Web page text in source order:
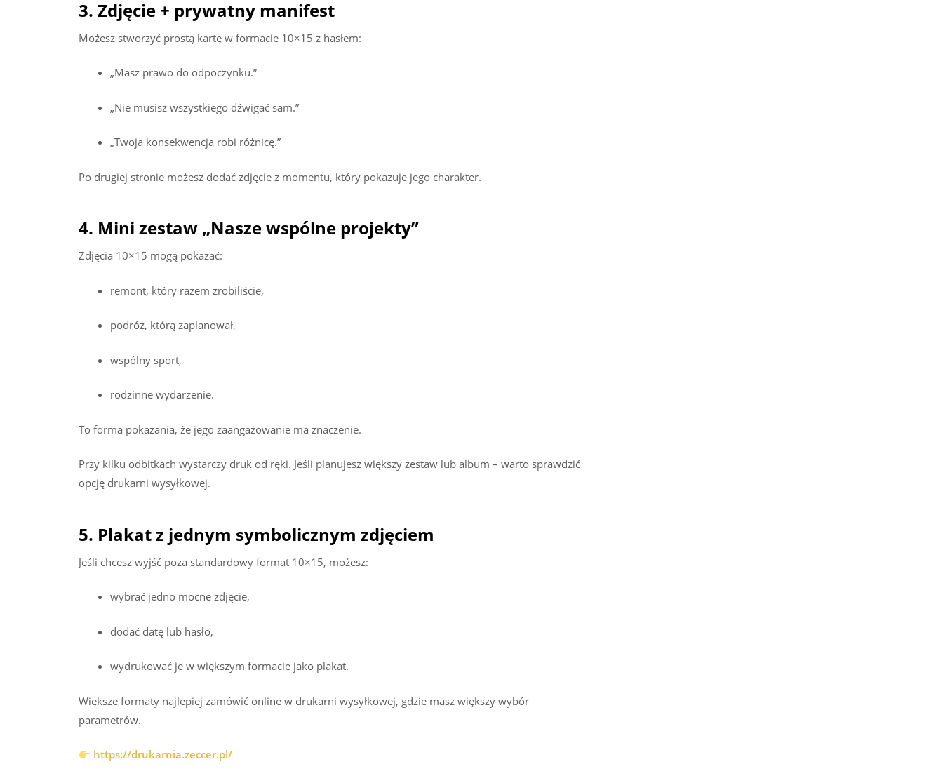
3. Zdjęcie + prywatny manifest
Możesz stworzyć prostą kartę w formacie 10×15 z hasłem:
„Masz prawo do odpoczynku.”
„Nie musisz wszystkiego dźwigać sam.”
„Twoja konsekwencja robi różnicę.”
Po drugiej stronie możesz dodać zdjęcie z momentu, który pokazuje jego charakter.
4. Mini zestaw „Nasze wspólne projekty”
Zdjęcia 10×15 mogą pokazać:
remont, który razem zrobiliście,
podróż, którą zaplanował,
wspólny sport,
rodzinne wydarzenie.
To forma pokazania, że jego zaangażowanie ma znaczenie.
Przy kilku odbitkach wystarczy druk od ręki. Jeśli planujesz większy zestaw lub album – warto sprawdzić
opcję drukarni wysyłkowej.
5. Plakat z jednym symbolicznym zdjęciem
Jeśli chcesz wyjść poza standardowy format 10×15, możesz:
wybrać jedno mocne zdjęcie,
dodać datę lub hasło,
wydrukować je w większym formacie jako plakat.
Większe formaty najlepiej zamówić online w drukarni wysyłkowej, gdzie masz większy wybór
parametrów.
https://drukarnia.zeccer.pl/